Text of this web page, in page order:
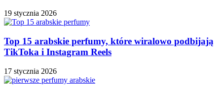
19 stycznia 2026
Top 15 arabskie perfumy, które wiralowo podbijają
TikToka i Instagram Reels
17 stycznia 2026